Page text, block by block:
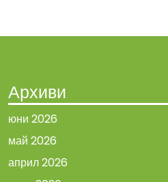
Архиви
юни 2026
май 2026
април 2026